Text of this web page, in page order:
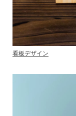
看板デザイン